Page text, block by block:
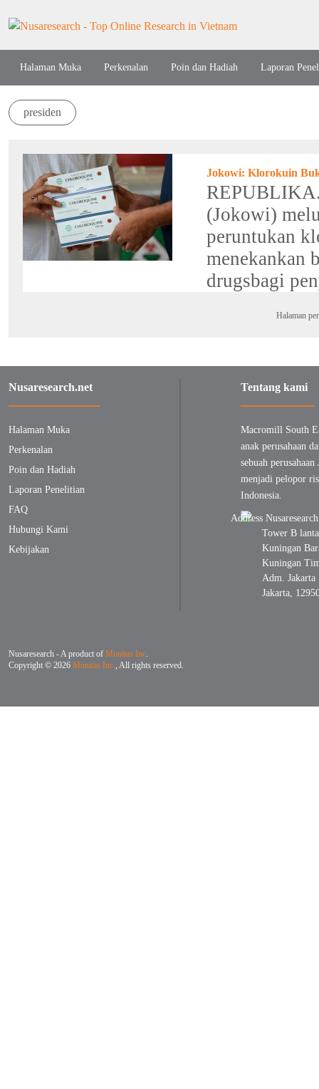
Halaman Muka Perkenalan Poin dan Hadiah Laporan
presiden
Jokowi: Klorokuin
(Jokowi)
peruntukan
menekankan
drugsbagi
Halaman
Nusaresearch.net
Halaman Muka
Perkenalan
Poin dan Hadiah
Laporan Penelitian
FAQ
Hubungi Kami
Kebijakan
Tentang kami
Macromill South
anak perusahaan
sebuah perusahaan
menjadi pelopor
Indonesia.
Tower B
Kuningan
Kuningan
Adm.
Jakarta,
Nusaresearch - A product of Monitas Inc.
Copyright © 2026 Monitas Inc., All rights reserved.